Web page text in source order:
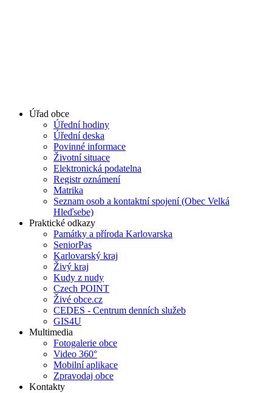
Úřad obce
Úřední hodiny
Úřední deska
Povinné informace
Životní situace
Elektronická podatelna
Registr oznámení
Matrika
Seznam osob a kontaktní spojení (Obec Velká
Hleďsebe)
Praktické odkazy
Památky a příroda Karlovarska
SeniorPas
Karlovarský kraj
Živý kraj
Kudy z nudy
Czech POINT
Živé obce.cz
CEDES - Centrum denních služeb
GIS4U
Multimedia
Fotogalerie obce
Video 360°
Mobilní aplikace
Zpravodaj obce
Kontakty